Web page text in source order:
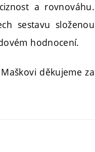
a rovnováhu.
sestavu složenou
hodnocení.
děkujeme za